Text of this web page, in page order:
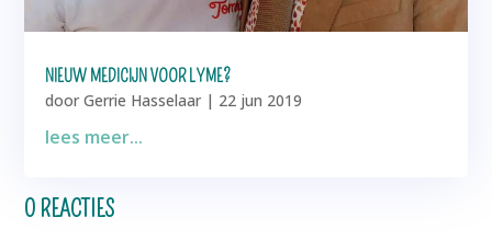
NIEUW MEDICIJN VOOR LYME?
doorGerrie Hasselaar | 22 jun 2019
lees meer...
0 REACTIES